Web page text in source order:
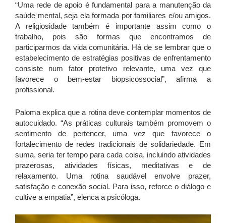
“Uma rede de apoio é fundamental para a manutenção da
saúde mental, seja ela formada por familiares e/ou amigos.
A religiosidade também é importante assim como o
trabalho, pois são formas que encontramos de
participarmos da vida comunitária. Há de se lembrar que o
estabelecimento de estratégias positivas de enfrentamento
consiste num fator protetivo relevante, uma vez que
favorece o bem-estar biopsicossocial”, afirma a
profissional.
Paloma explica que a rotina deve contemplar momentos de
autocuidado. “As práticas culturais também promovem o
sentimento de pertencer, uma vez que favorece o
fortalecimento de redes tradicionais de solidariedade. Em
suma, seria ter tempo para cada coisa, incluindo atividades
prazerosas, atividades físicas, meditativas e de
relaxamento. Uma rotina saudável envolve prazer,
satisfação e conexão social. Para isso, reforce o diálogo e
cultive a empatia”, elenca a psicóloga.